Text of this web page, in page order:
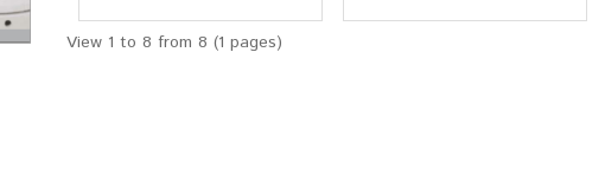
View 1 to 8 from 8 (1 pages)